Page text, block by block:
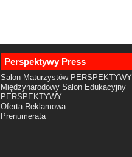
Perspektywy Press
Salon Maturzystów PERSPEKTYWY
Międzynarodowy Salon Edukacyjny
PERSPEKTYWY
Oferta Reklamowa
Prenumerata